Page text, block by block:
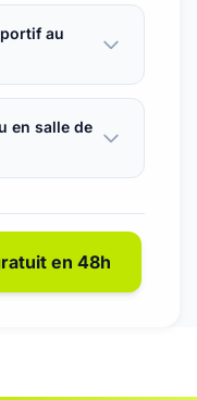
au
en salle de
en 48h